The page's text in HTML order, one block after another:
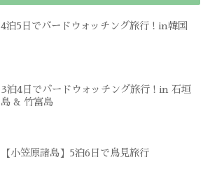
4泊5日でバードウォッチング旅行 ! in韓国
3泊4日でバードウォッチング旅行 ! in 石垣
島 & 竹富島
【小笠原諸島】5泊6日で鳥見旅行